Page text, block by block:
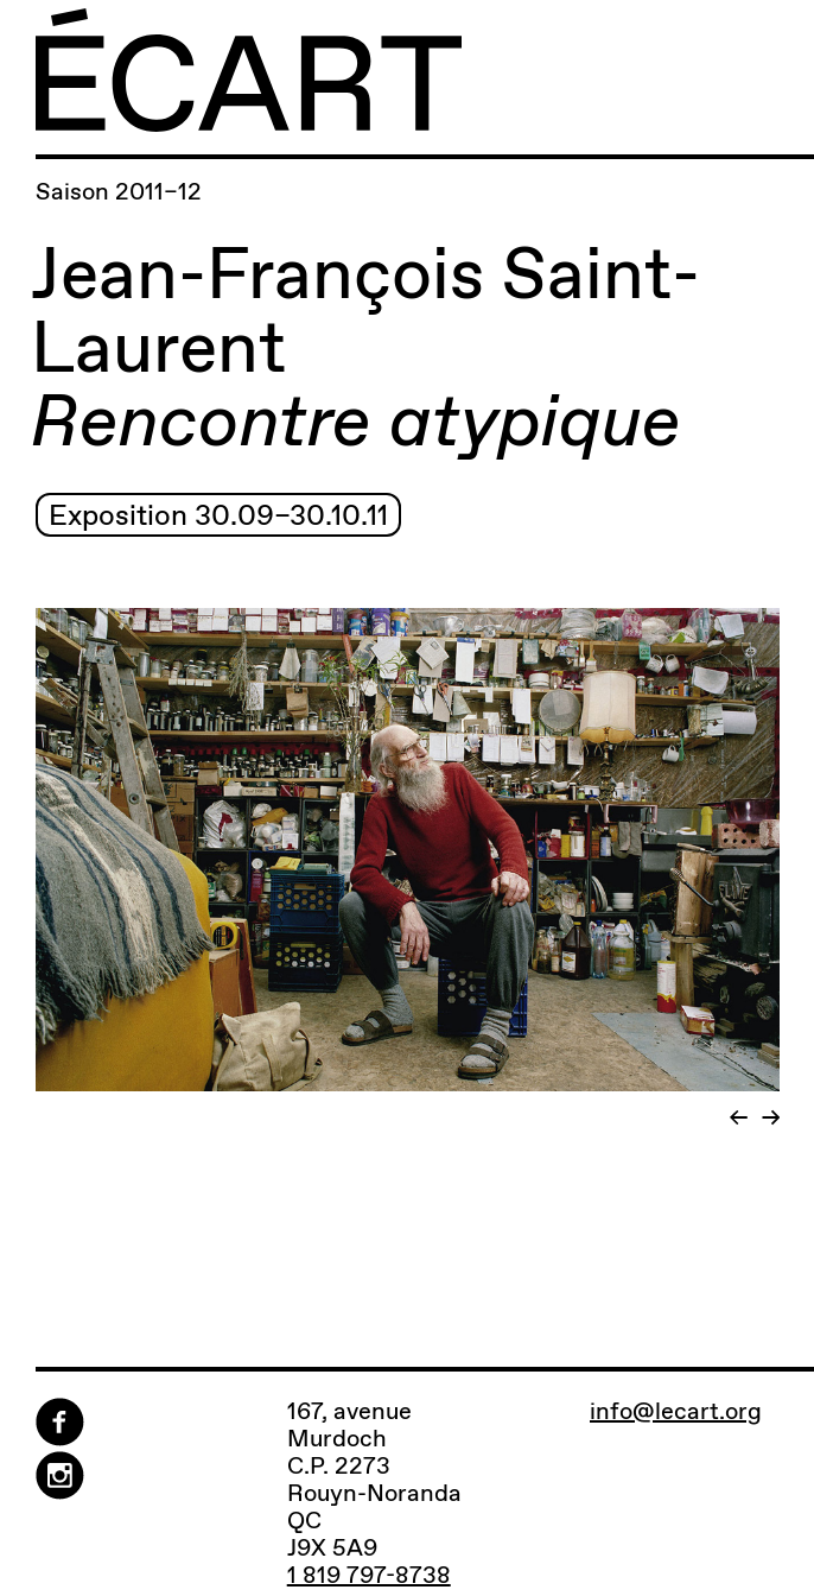
Saison 2011–12
Jean-François Saint-
Laurent
Rencontre atypique
Exposition 30.09–30.10.11
167, avenue
Murdoch
C.P. 2273
Rouyn-Noranda
QC
J9X 5A9
1 819 797-8738
info@lecart.org